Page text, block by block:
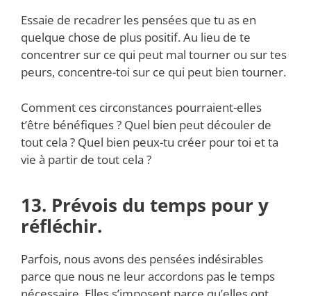
Essaie de recadrer les pensées que tu as en
quelque chose de plus positif. Au lieu de te
concentrer sur ce qui peut mal tourner ou sur tes
peurs, concentre-toi sur ce qui peut bien tourner.
Comment ces circonstances pourraient-elles
t’être bénéfiques ? Quel bien peut découler de
tout cela ? Quel bien peux-tu créer pour toi et ta
vie à partir de tout cela ?
13. Prévois du temps pour y
réfléchir.
Parfois, nous avons des pensées indésirables
parce que nous ne leur accordons pas le temps